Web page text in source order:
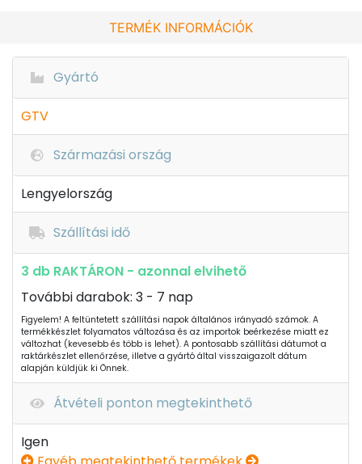
TERMÉK INFORMÁCIÓK
Gyártó
GTV
Származási ország
Lengyelország
Szállítási idő
3 db RAKTÁRON - azonnal elvihető
További darabok: 3 - 7 nap
Figyelem! A feltüntetett szállítási napok általános irányadó számok. A
termékkészlet folyamatos változása és az importok beérkezése miatt ez
változhat (kevesebb és több is lehet). A pontosabb szállítási dátumot a
raktárkészlet ellenőrzése, illetve a gyártó által visszaigazolt dátum
alapján küldjük ki Önnek.
Átvételi ponton megtekinthető
Igen